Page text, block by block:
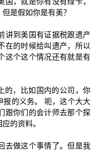
是假如你是有美？
讲到美国有证据税跟遗产
在的时候给叫遗产，所以
这个这个情况还有就是有
的，比如国内的公司，你
报的义务。 呃，这个大大
跟你们的会计师去那个探
的资料。
去做这个事情了。但是我